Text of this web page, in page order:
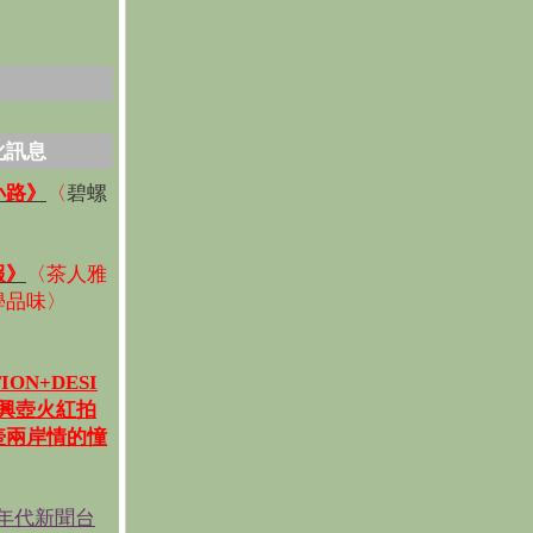
訊息
》 〈碧螺
〈茶人雅
味〉
壺火紅拍
岸情的憧
代新聞台